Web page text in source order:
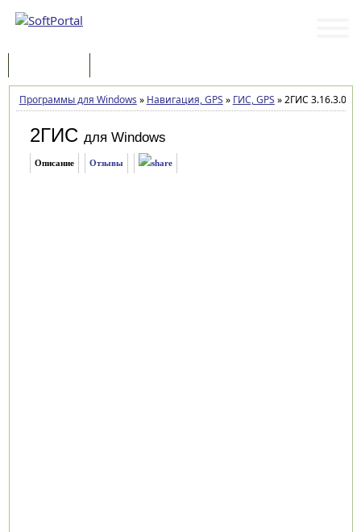
Программы для Windows » Навигация, GPS » ГИС, GPS »2ГИС 3.16.3.0
2ГИС для Windows
Описание Отзывы